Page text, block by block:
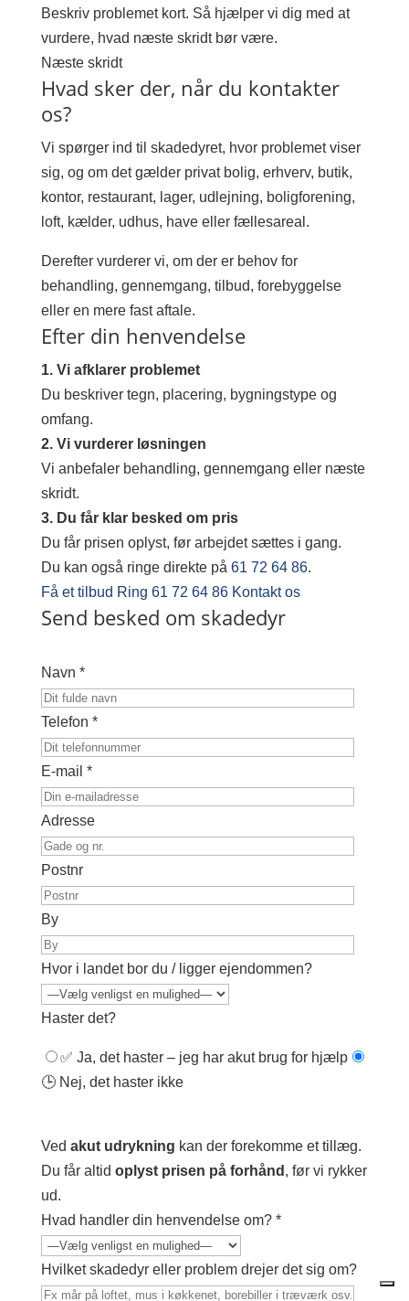
Beskriv problemet kort. Så hjælper vi dig med at
vurdere, hvad næste skridt bør være.
Næste skridt
Hvad sker der, når du kontakter
os?
Vi spørger ind til skadedyret, hvor problemet viser
sig, og om det gælder privat bolig, erhverv, butik,
kontor, restaurant, lager, udlejning, boligforening,
loft, kælder, udhus, have eller fællesareal.
Derefter vurderer vi, om der er behov for
behandling, gennemgang, tilbud, forebyggelse
eller en mere fast aftale.
Efter din henvendelse
1. Vi afklarer problemet
Du beskriver tegn, placering, bygningstype og
omfang.
2. Vi vurderer løsningen
Vi anbefaler behandling, gennemgang eller næste
skridt.
3. Du får klar besked om pris
Du får prisen oplyst, før arbejdet sættes i gang.
Du kan også ringe direkte på 61 72 64 86.
Få et tilbud Ring 61 72 64 86 Kontakt os
Send besked om skadedyr
Navn *
Telefon *
E-mail *
Adresse
Postnr
By
Hvor i landet bor du / ligger ejendommen?
Haster det?
✅ Ja, det haster – jeg har akut brug for hjælp
🕒 Nej, det haster ikke
Ved akut udrykning kan der forekomme et tillæg.
Du får altid oplyst prisen på forhånd , før vi rykker
ud.
Hvad handler din henvendelse om? *
Hvilket skadedyr eller problem drejer det sig om?